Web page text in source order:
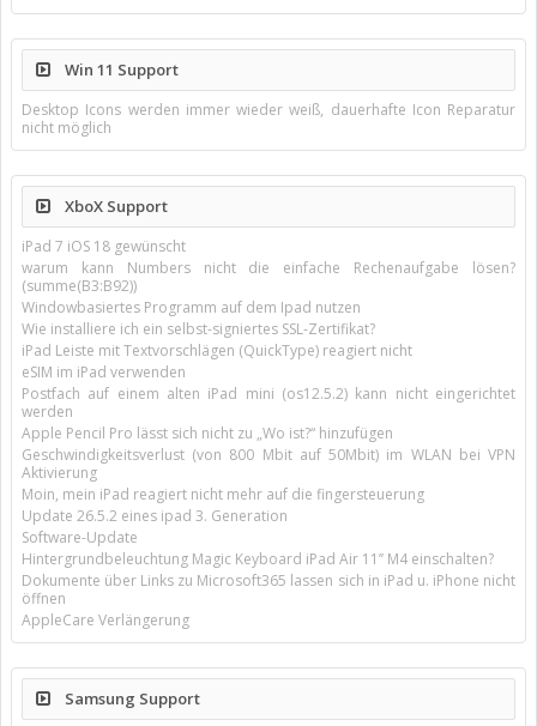
Win 11 Support
Desktop Icons werden immer wieder weiß, dauerhafte Icon Reparatur
nicht möglich
XboX Support
iPad 7 iOS 18 gewünscht
warum kann Numbers nicht die einfache Rechenaufgabe lösen?
(summe(B3:B92))
Windowbasiertes Programm auf dem Ipad nutzen
Wie installiere ich ein selbst-signiertes SSL-Zertifikat?
iPad Leiste mit Textvorschlägen (QuickType) reagiert nicht
eSIM im iPad verwenden
Postfach auf einem alten iPad mini (os12.5.2) kann nicht eingerichtet
werden
Apple Pencil Pro lässt sich nicht zu „Wo ist?“ hinzufügen
Geschwindigkeitsverlust (von 800 Mbit auf 50Mbit) im WLAN bei VPN
Aktivierung
Moin, mein iPad reagiert nicht mehr auf die fingersteuerung
Update 26.5.2 eines ipad 3. Generation
Software-Update
Hintergrundbeleuchtung Magic Keyboard iPad Air 11’’ M4 einschalten?
Dokumente über Links zu Microsoft365 lassen sich in iPad u. iPhone nicht
öffnen
AppleCare Verlängerung
Samsung Support